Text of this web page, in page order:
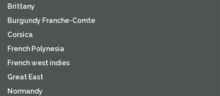
Brittany
Burgundy Franche-Comte
Corsica
French Polynesia
French west indies
Great East
Normandy